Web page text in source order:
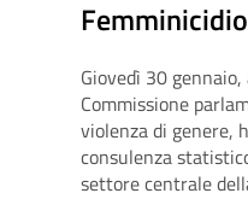
Giovedì 30
Commissione
violenza di genere,
consulenza
settore centrale